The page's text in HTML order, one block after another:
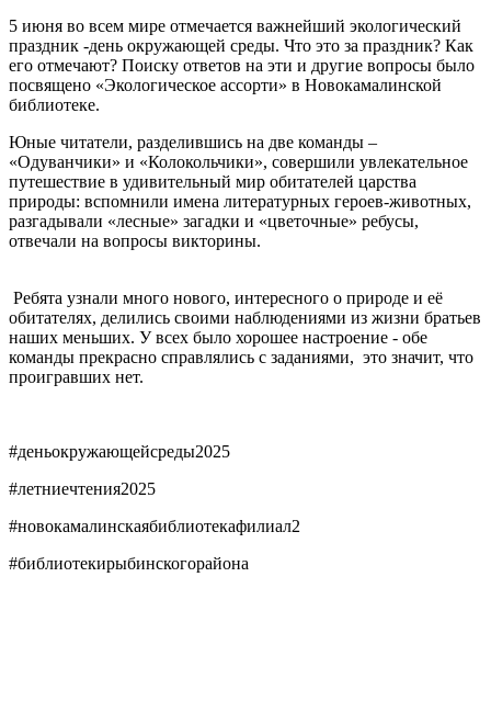
5 июня во всем мире отмечается важнейший экологический
праздник -день окружающей среды. Что это за праздник? Как
его отмечают? Поиску ответов на эти и другие вопросы было
посвящено «Экологическое ассорти» в Новокамалинской
библиотеке.
Юные читатели, разделившись на две команды –
«Одуванчики» и «Колокольчики», совершили увлекательное
путешествие в удивительный мир обитателей царства
природы: вспомнили имена литературных героев-животных,
разгадывали «лесные» загадки и «цветочные» ребусы,
отвечали на вопросы викторины.
Ребята узнали много нового, интересного о природе и её
обитателях, делились своими наблюдениями из жизни братьев
наших меньших. У всех было хорошее настроение - обе
команды прекрасно справлялись с заданиями, это значит, что
проигравших нет.
#деньокружающейсреды2025
#летниечтения2025
#новокамалинскаябиблиотекафилиал2
#библиотекирыбинскогорайона